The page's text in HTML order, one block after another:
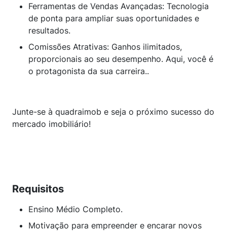
Ferramentas de Vendas Avançadas: Tecnologia
de ponta para ampliar suas oportunidades e
resultados.
Comissões Atrativas: Ganhos ilimitados,
proporcionais ao seu desempenho. Aqui, você é
o protagonista da sua carreira..
Junte-se à quadraimob e seja o próximo sucesso do
mercado imobiliário!
Requisitos
Ensino Médio Completo.
Motivação para empreender e encarar novos